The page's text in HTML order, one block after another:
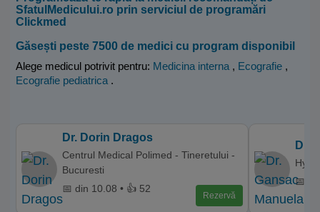
SfatulMedicului.ro prin serviciul de programări
Clickmed
Găsești peste 7500 de medici cu program disponibil
Alege medicul potrivit pentru: Medicina interna , Ecografie ,
Ecografie pediatrica .
Dr. Dorin Dragos
Centrul Medical Polimed - Tineretului -
Bucuresti
📅 din 10.08 • 👍 52
Rezervă
Dr.
📅